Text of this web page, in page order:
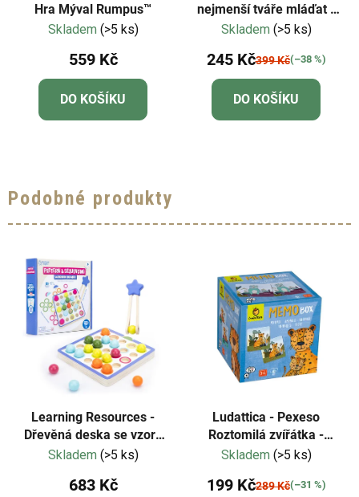
Hra Mýval Rumpus™
Skladem (>5 ks)
559 Kč
DO KOŠÍKU
nejmenší tváře mláďat -
Dudu
Skladem (>5 ks)
245 Kč399 Kč(–38 %)
DO KOŠÍKU
Podobné produkty
Learning Resources -
Dřevěná deska se vzory
a sekvencemi
Skladem (>5 ks)
683 Kč
Ludattica - Pexeso
Roztomilá zvířátka -
Memo Box
Skladem (>5 ks)
199 Kč289 Kč(–31 %)